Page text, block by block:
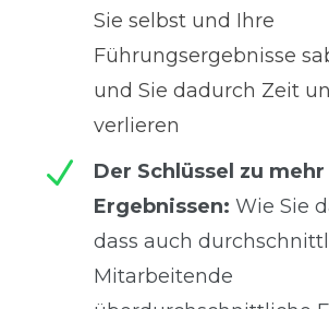
Sie selbst und Ihre
Führungsergebnisse
und Sie dadurch Zeit
verlieren
N
Der Schlüssel zu mehr
Ergebnissen: Wie Sie
dass auch
Mitarbeitende